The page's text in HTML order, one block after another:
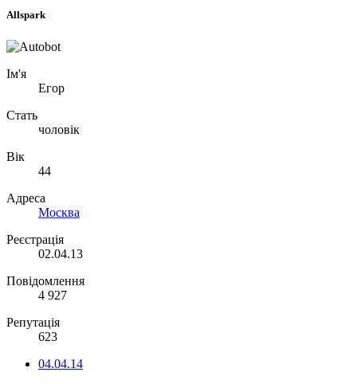
Allspark
Ім'я
Егор
Стать
чоловік
Вік
44
Адреса
Москва
Реєстрація
02.04.13
Повідомлення
4 927
Репутація
623
04.04.14